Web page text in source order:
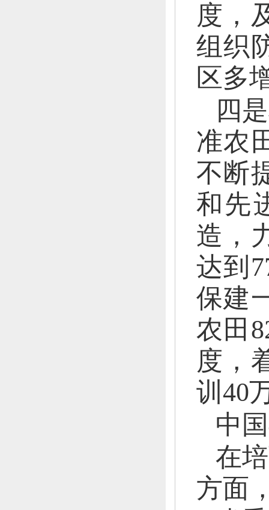
度，
组织
区多
四
准农
不断
和先
造，
达到
保建
农田
度，
训40
中
在
方面